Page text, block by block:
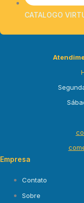
CATALOGO
Empresa
Contato
Sobre